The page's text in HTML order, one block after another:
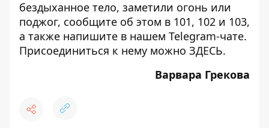
бездыханное тело, заметили огонь или
поджог, сообщите об этом в 101, 102 и 103,
а также напишите в нашем Telegram-чате.
Присоединиться к нему можно ЗДЕСЬ.
Варвара Грекова